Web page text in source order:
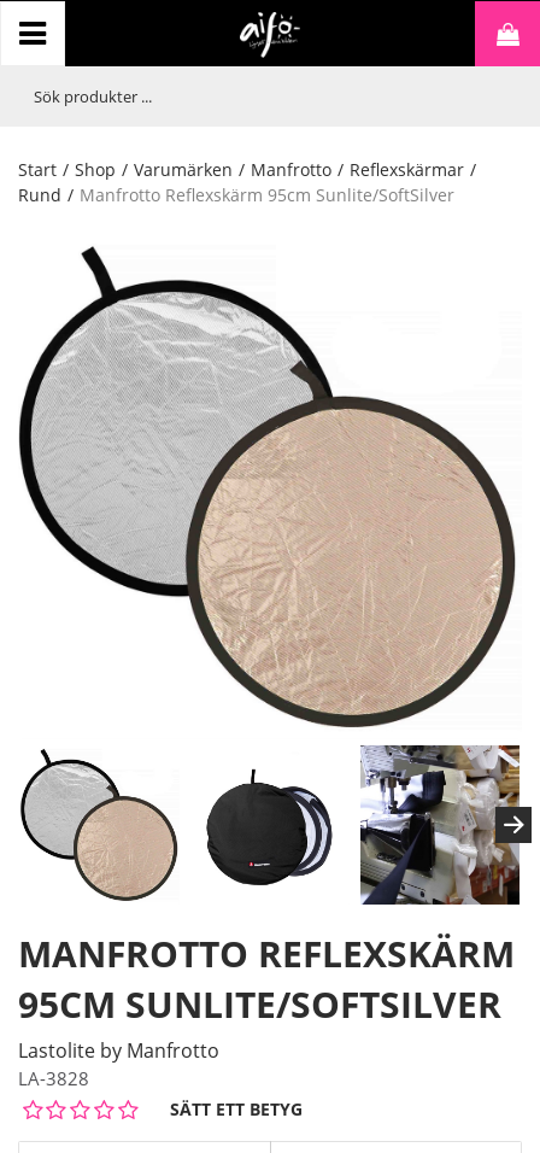
Start / Shop / Varumärken / Manfrotto / Reflexskärmar /
Rund / Manfrotto Reflexskärm 95cm Sunlite/SoftSilver
MANFROTTO REFLEXSKÄRM
95CM SUNLITE/SOFTSILVER
Lastolite by Manfrotto
LA-3828
SÄTT ETT BETYG